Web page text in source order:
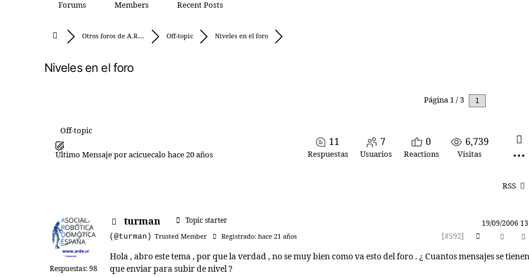
Forums Members Recent Posts
Otros foros de A.R.... Off-topic Niveles en el foro
Niveles en el foro
Página 1 / 3
Off-topic
Último Mensaje por acicuecalo hace 20 años
11
Respuestas
7
Usuarios
0
Reactions
6,739
Visitas
RSS
Respuestas: 98
turman Topic starter
19/09/2006
(@turman) Trusted Member Registrado: hace 21 años [#592]
Hola , abro este tema , por que la verdad , no se muy bien como va esto del foro . ¿ Cuantos mensajes se tienen
que enviar para subir de nivel ?